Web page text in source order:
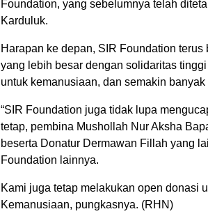
Foundation, yang sebelumnya telah
Karduluk.
Harapan ke depan, SIR Foundation
yang lebih besar dengan solidaritas
untuk kemanusiaan, dan semakin
“SIR Foundation juga tidak lupa
tetap, pembina Mushollah Nur Aksha
beserta Donatur Dermawan Fillah yang
Foundation lainnya.
Kami juga tetap melakukan open donasi
Kemanusiaan, pungkasnya. (RHN)